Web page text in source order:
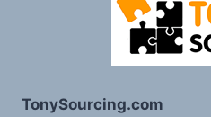
TonySourcing.com